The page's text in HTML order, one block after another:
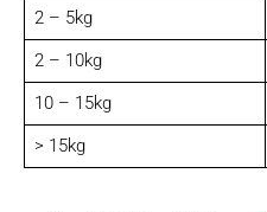
2 – 5kg
2 – 10kg
10 – 15kg
> 15kg